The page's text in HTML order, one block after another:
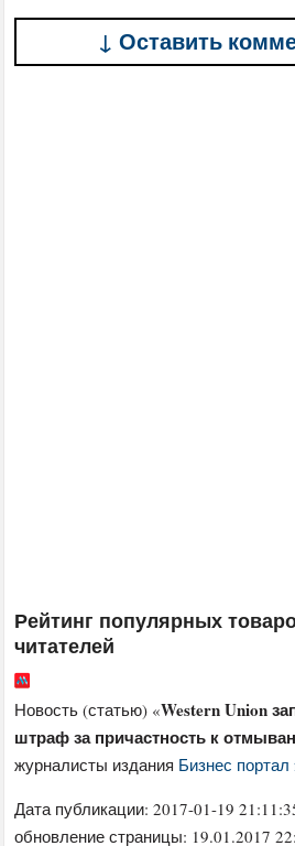
↓ Оставить
Рейтинг популярных
читателей
Новость (статью) «Western Union
штраф за причастность к
журналисты издания Бизнес
Дата публикации:2017-01-19
обновление страницы: 19.01.2017